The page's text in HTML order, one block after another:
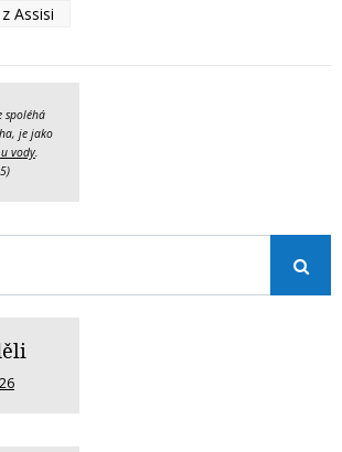
Assisi
spoléhá
je jako
vody